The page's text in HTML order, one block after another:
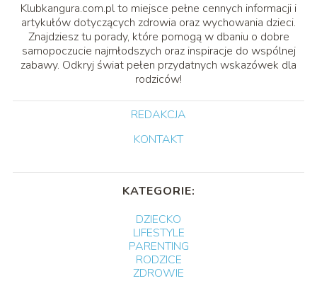
Klubkangura.com.pl to miejsce pełne cennych informacji i
artykułów dotyczących zdrowia oraz wychowania dzieci.
Znajdziesz tu porady, które pomogą w dbaniu o dobre
samopoczucie najmłodszych oraz inspiracje do wspólnej
zabawy. Odkryj świat pełen przydatnych wskazówek dla
rodziców!
REDAKCJA
KONTAKT
KATEGORIE:
DZIECKO
LIFESTYLE
PARENTING
RODZICE
ZDROWIE